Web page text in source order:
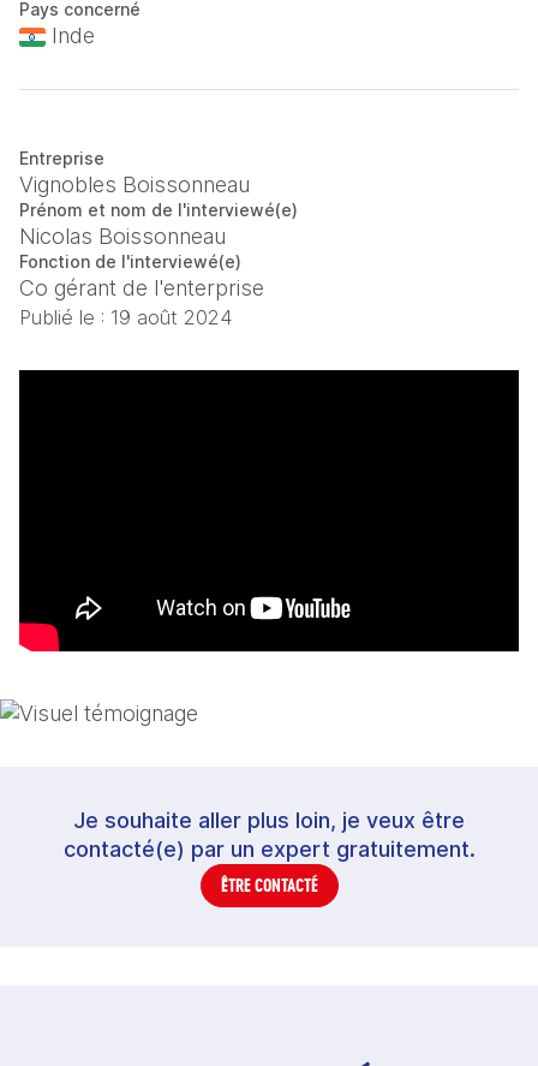
Pays concerné
Inde
Entreprise
Vignobles Boissonneau
Prénom et nom de l'interviewé(e)
Nicolas Boissonneau
Fonction de l'interviewé(e)
Co gérant de l'enterprise
Publié le : 19 août 2024
Je souhaite aller plus loin, je veux être
contacté(e) par un expert gratuitement.
ÊTRE CONTACTÉ